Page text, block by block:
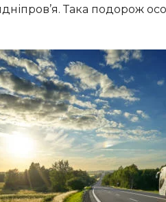
Така подорож